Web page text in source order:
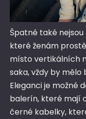
Špatné také
které ženám
místo vertikálních
saka, vždy by mělo
Eleganci je možné
balerín, které mají
černé kabelky,